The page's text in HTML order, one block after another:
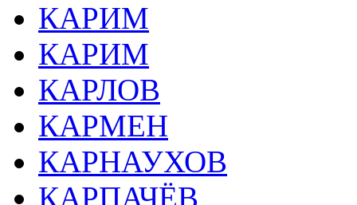
КАРИМ
КАРИМ
КАРЛОВ
КАРМЕН
КАРНАУХОВ
КАРПАЧЁВ